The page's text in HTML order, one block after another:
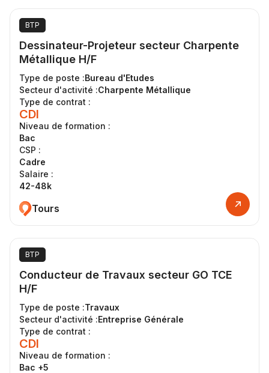
BTP
Dessinateur-Projeteur secteur Charpente
Métallique H/F
Type de poste :Bureau d'Etudes
Secteur d'activité :Charpente Métallique
Type de contrat :
CDI
Niveau de formation :
Bac
CSP :
Cadre
Salaire :
42-48k
Tours
BTP
Conducteur de Travaux secteur GO TCE
H/F
Type de poste :Travaux
Secteur d'activité :Entreprise Générale
Type de contrat :
CDI
Niveau de formation :
Bac +5